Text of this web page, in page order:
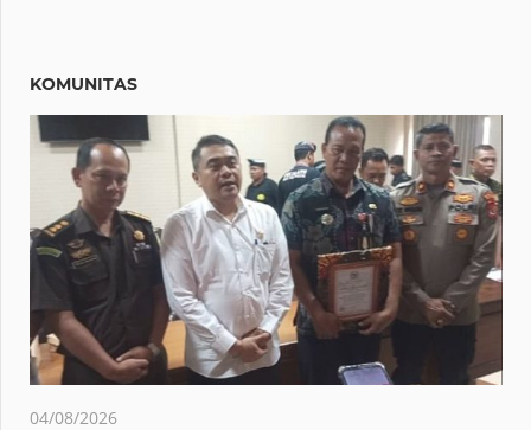
KOMUNITAS
04/08/2026